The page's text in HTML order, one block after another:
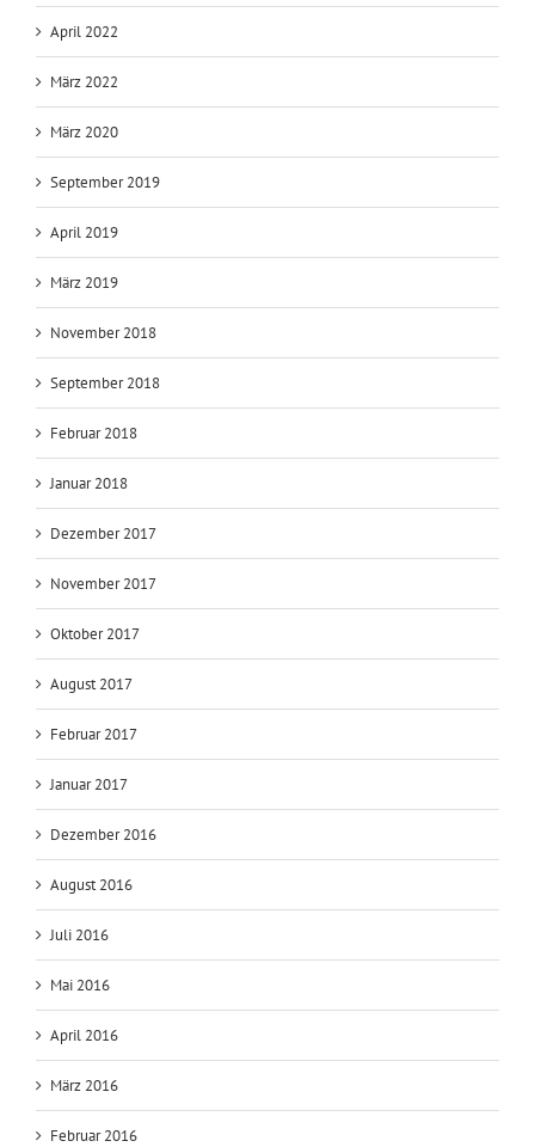
April 2022
März 2022
März 2020
September 2019
April 2019
März 2019
November 2018
September 2018
Februar 2018
Januar 2018
Dezember 2017
November 2017
Oktober 2017
August 2017
Februar 2017
Januar 2017
Dezember 2016
August 2016
Juli 2016
Mai 2016
April 2016
März 2016
Februar 2016